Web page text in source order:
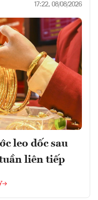
17:22, 08/08/2026
leo dốc sau
liên tiếp